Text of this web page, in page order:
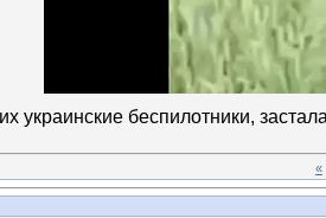
украинские беспилотники,
«